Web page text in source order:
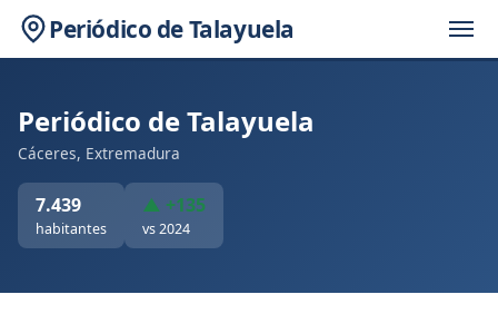
Periódico de Talayuela
Periódico de Talayuela
Cáceres, Extremadura
7.439
habitantes
▲ +135
vs 2024